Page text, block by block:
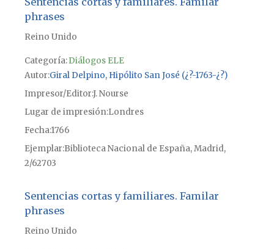
phrases
Reino Unido
Categoría:Diálogos ELE
Autor Giral Delpino, Hipólito San José (¿?-1763-¿?)
Impresor/EditorJ. Nourse
Lugar de impresiónLondres
Fecha1766
Ejemplar Biblioteca Nacional de España, Madrid,
2/62703
Sentencias cortas y familiares. Familar
phrases
Reino Unido